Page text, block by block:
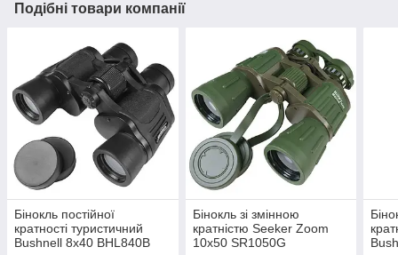
Подібні товари компанії
Бінокль постійної
кратності туристичний
Bushnell 8x40 BHL840B
Бінокль зі змінною
кратністю Seeker Zoom
10x50 SR1050G